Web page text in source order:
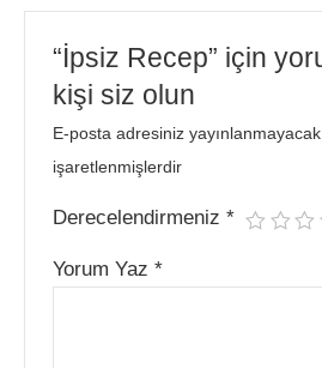
“İpsiz Recep” için
kişi siz olun
E-posta adresiniz
işaretlenmişlerdir
Derecelendirmeniz*
Yorum Yaz*